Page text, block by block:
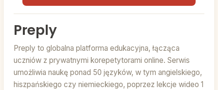
Preply
Preply to globalna platforma edukacyjna, łącząca
uczniów z prywatnymi korepetytorami online. Serwis
umożliwia naukę ponad 50 języków, w tym angielskiego,
hiszpańskiego czy niemieckiego, poprzez lekcje wideo 1